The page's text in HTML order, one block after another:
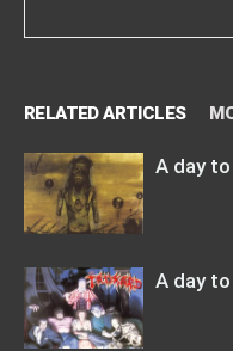
RELATED ARTICLES
A day
A day